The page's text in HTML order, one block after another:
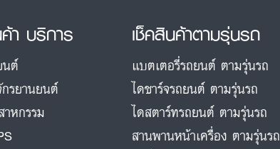
า บริการ
นต์
รยานยนต์
หกรรม
เช็คสินค้าตามรุ่นรถ
แบตเตอรี่รถยนต์ ตามรุ่นรถ
ไดชาร์จรถยนต์ ตามรุ่นรถ
ไดสตาร์ทรถยนต์ ตามรุ่นรถ
สานพานหน้าเครื่อง ตามรุ่นรถ